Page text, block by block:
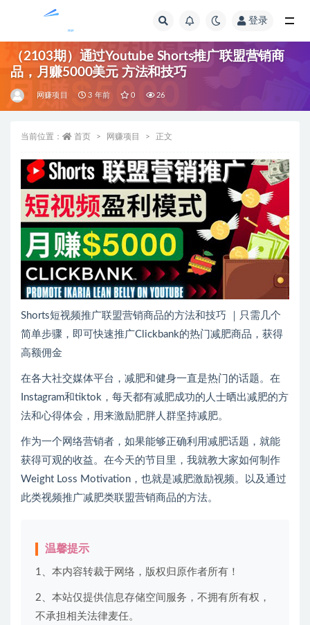
登录
（2103期）通过Youtube Shorts推广联盟营销商
品，月赚5000美元 方法和技巧
网赚项目 3 年前 0 26
当前位置： 首页 网赚项目 正文
Shorts短视频推广联盟营销商品的方法和技巧 ｜只需几个
简单步骤，即可快速推广Clickbank的热门减肥商品，获得
高额佣金
在各大社交媒体平台，减肥和健身一直是热门的话题。在
Instagram和tiktok，每天都有减肥成功的人士晒出减肥的方
法和心得体会，用来激励肥胖人群坚持减肥。
作为一个网络营销者，如果能够正确利用减肥话题，就能
获得可观的收益。在今天的节目里，我就教大家如何制作
Weight Loss Motivation，也就是减肥激励视频。以及通过
此类视频推广减肥类联盟营销商品的方法。
温馨提示
1、本内容转裁于网络，版权归原作者所有！
2、本站仅提供信息存储空间服务，不拥有所有权，
不承担相关法律麦任。